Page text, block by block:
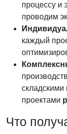
процессу и
проводим
каждый
складскими
проектами
Что